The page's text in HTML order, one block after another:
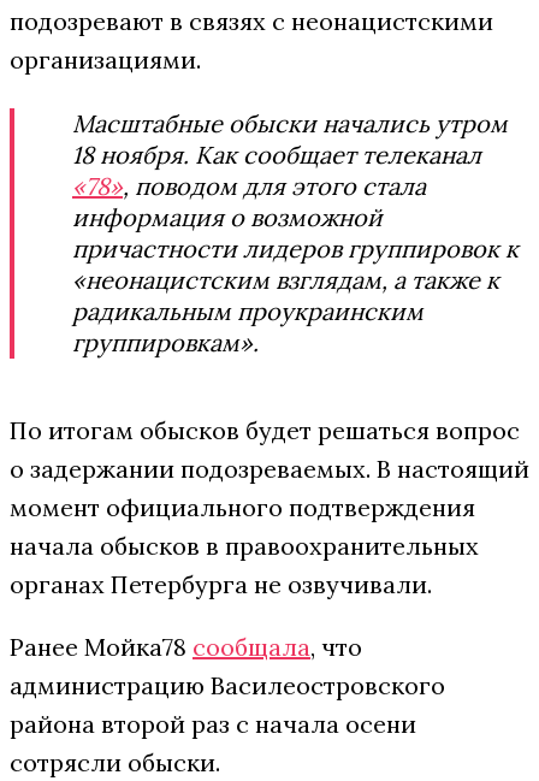
подозревают в связях с неонацистскими
организациями.
Масштабные обыски начались утром
18 ноября. Как сообщает телеканал
«78», поводом для этого стала
информация о возможной
причастности лидеров группировок к
«неонацистским взглядам, а также к
радикальным проукраинским
группировкам».
По итогам обысков будет решаться вопрос
о задержании подозреваемых. В настоящий
момент официального подтверждения
начала обысков в правоохранительных
органах Петербурга не озвучивали.
Ранее Мойка78 сообщала, что
администрацию Василеостровского
района второй раз с начала осени
сотрясли обыски.